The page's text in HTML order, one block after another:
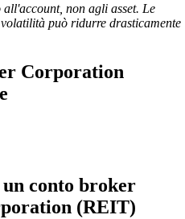
all'account, non agli asset. Le
può ridurre drasticamente
Corporation
conto broker
(REIT)